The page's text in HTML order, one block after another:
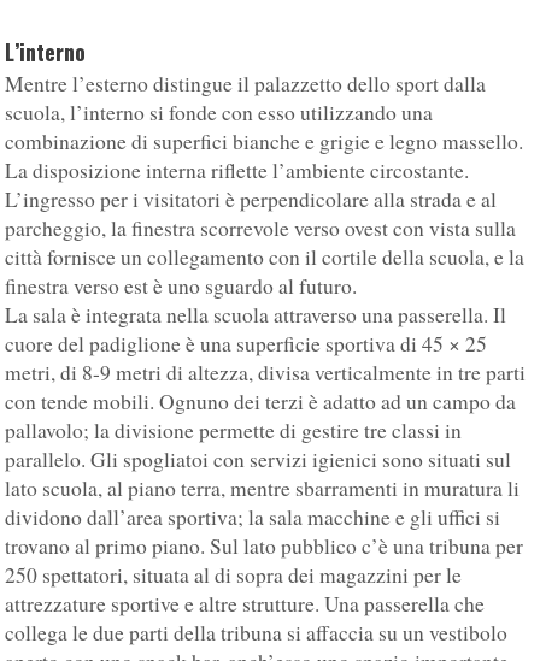
L’interno
Mentre l’esterno distingue il palazzetto dello sport dalla
scuola, l’interno si fonde con esso utilizzando una
combinazione di superfici bianche e grigie e legno massello.
La disposizione interna riflette l’ambiente circostante.
L’ingresso per i visitatori è perpendicolare alla strada e al
parcheggio, la finestra scorrevole verso ovest con vista sulla
città fornisce un collegamento con il cortile della scuola, e la
finestra verso est è uno sguardo al futuro.
La sala è integrata nella scuola attraverso una passerella. Il
cuore del padiglione è una superficie sportiva di 45 × 25
metri, di 8-9 metri di altezza, divisa verticalmente in tre parti
con tende mobili. Ognuno dei terzi è adatto ad un campo da
pallavolo; la divisione permette di gestire tre classi in
parallelo. Gli spogliatoi con servizi igienici sono situati sul
lato scuola, al piano terra, mentre sbarramenti in muratura li
dividono dall’area sportiva; la sala macchine e gli uffici si
trovano al primo piano. Sul lato pubblico c’è una tribuna per
250 spettatori, situata al di sopra dei magazzini per le
attrezzature sportive e altre strutture. Una passerella che
collega le due parti della tribuna si affaccia su un vestibolo